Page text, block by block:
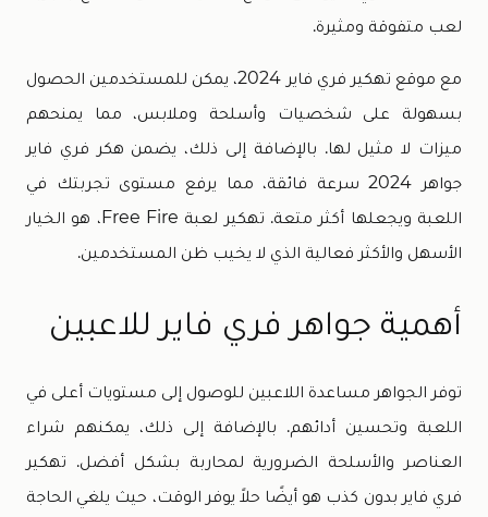
لعب متفوقة ومثيرة.
مع موقع تهكير فري فاير 2024، يمكن للمستخدمين الحصول
بسهولة على شخصيات وأسلحة وملابس، مما يمنحهم
ميزات لا مثيل لها. بالإضافة إلى ذلك، يضمن هكر فري فاير
جواهر 2024 سرعة فائقة، مما يرفع مستوى تجربتك في
اللعبة ويجعلها أكثر متعة. تهكير لعبة Free Fire، هو الخيار
الأسهل والأكثر فعالية الذي لا يخيب ظن المستخدمين.
أهمية جواهر فري فاير للاعبين
توفر الجواهر مساعدة اللاعبين للوصول إلى مستويات أعلى في
اللعبة وتحسين أدائهم. بالإضافة إلى ذلك، يمكنهم شراء
العناصر والأسلحة الضرورية لمحاربة بشكل أفضل. تهكير
فري فاير بدون كذب هو أيضًا حلاً يوفر الوقت، حيث يلغي الحاجة